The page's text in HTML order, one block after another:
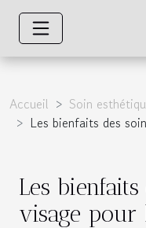
Accueil
Soin
Les bienfaits des
Les
visage pour